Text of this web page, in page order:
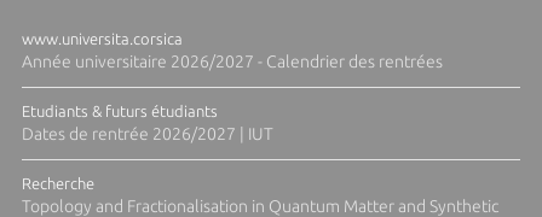
www.universita.corsica
Année universitaire 2026/2027 - Calendrier des rentrées
Etudiants & futurs étudiants
Dates de rentrée 2026/2027 | IUT
Recherche
Topology and Fractionalisation in Quantum Matter and Synthetic